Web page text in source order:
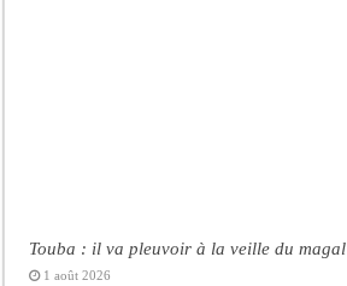
Touba : il va pleuvoir à la veille du magal
1 août 2026